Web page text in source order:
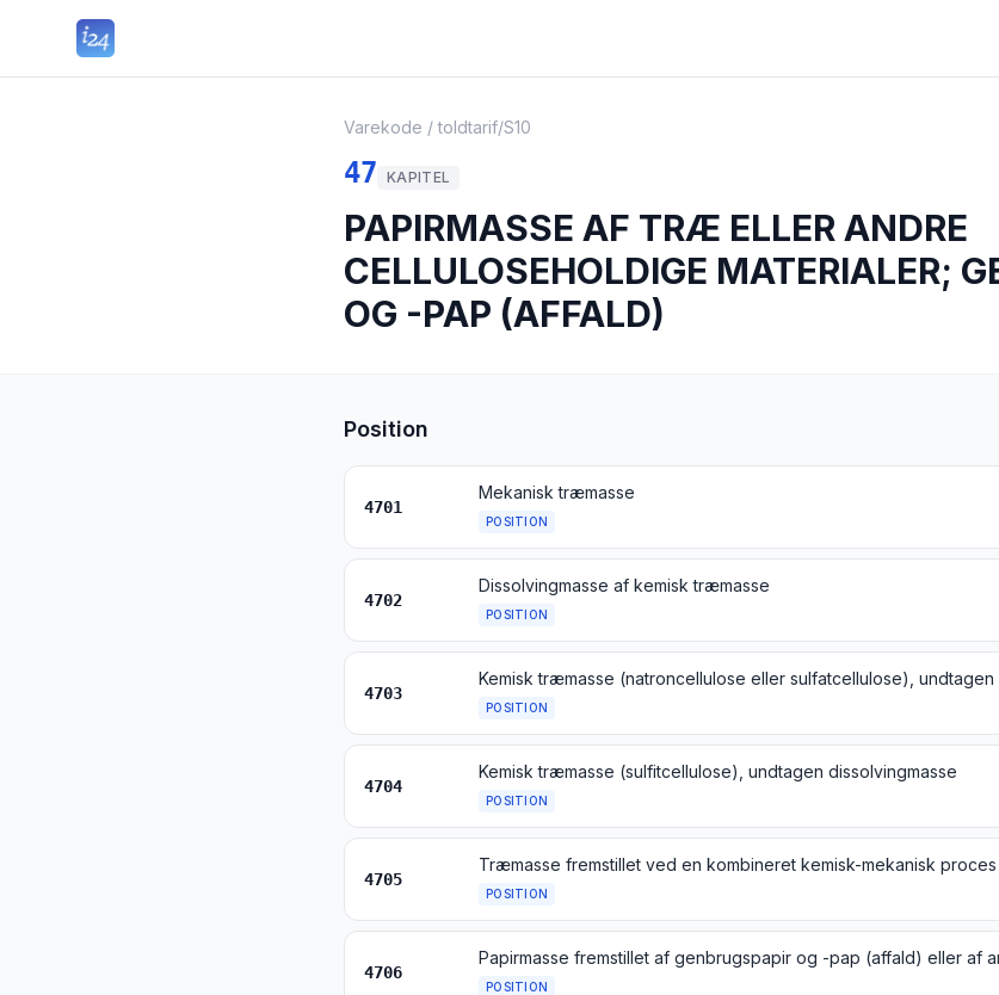
Varekode / toldtarif/S10
47 KAPITEL
PAPIRMASSE AF TRÆ ELLER ANDRE
CELLULOSEHOLDIGE MATERIALER;
OG -PAP (AFFALD)
Position
4701
Mekanisk træmasse
POSITION
4702
Dissolvingmasse af kemisk træmasse
POSITION
4703
Kemisk træmasse (natroncellulose eller sulfatcellulose), undtagen
POSITION
4704
Kemisk træmasse (sulfitcellulose), undtagen dissolvingmasse
POSITION
4705
Træmasse fremstillet ved en kombineret kemisk-mekanisk proces
POSITION
4706
POSITION